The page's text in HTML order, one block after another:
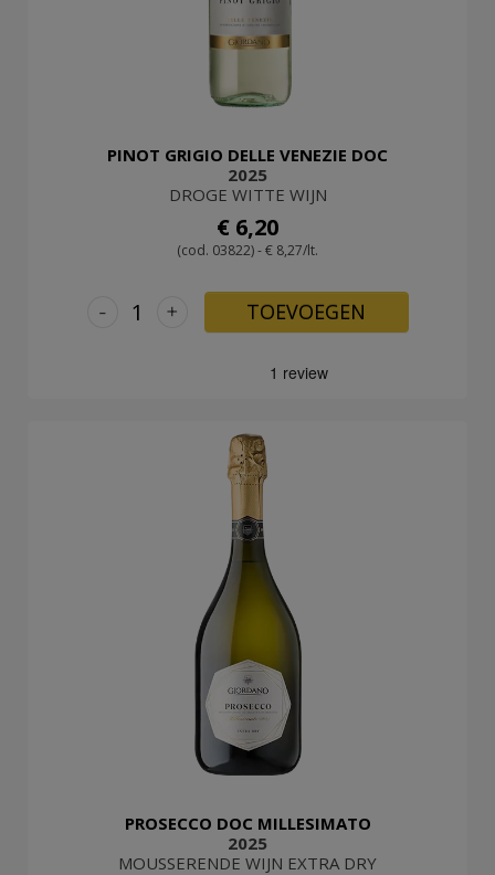
PINOT GRIGIO DELLE VENEZIE DOC
2025
DROGE WITTE WIJN
€ 6,20
(cod. 03822) - € 8,27/lt.
+
- TOEVOEGEN
PROSECCO DOC MILLESIMATO
2025
MOUSSERENDE WIJN EXTRA DRY